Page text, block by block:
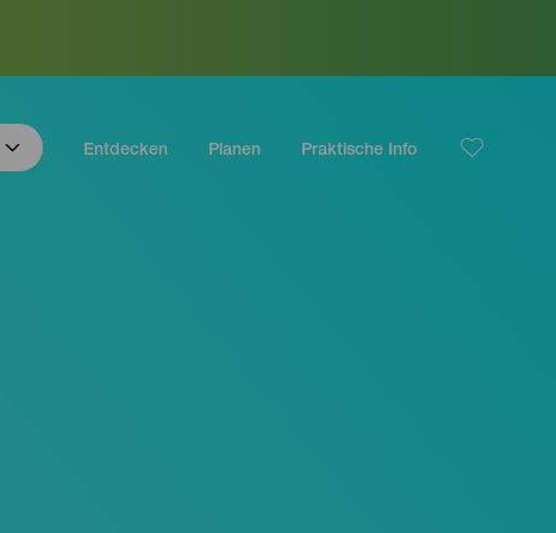
Entdecken Planen Praktische Info